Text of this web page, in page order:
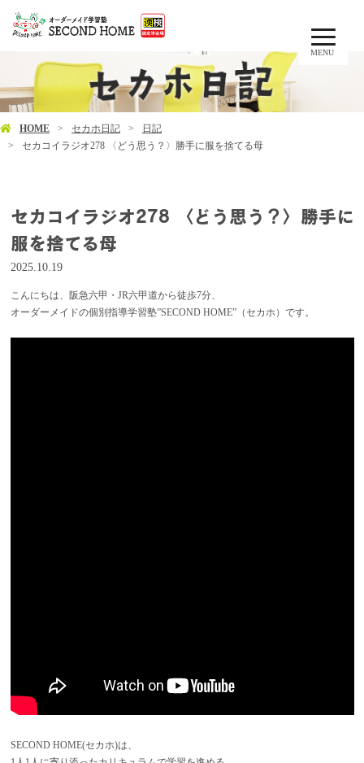
MENU
HOME セカホ日記
日記
セカコイラジオ278 〈どう思う？〉勝手に服を捨てる母
セカコイラジオ278 〈どう思う？〉勝手に
服を捨てる母
2025.10.19
こんにちは、阪急六甲・JR六甲道から徒歩7分、
オーダーメイドの個別指導学習塾”SECOND HOME”（セカホ）です。
SECOND HOME(セカホ)は、